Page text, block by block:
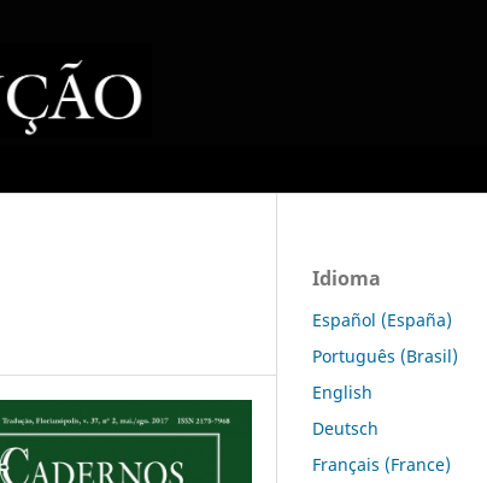
Idioma
Español (España)
Português (Brasil)
English
Deutsch
Français (France)